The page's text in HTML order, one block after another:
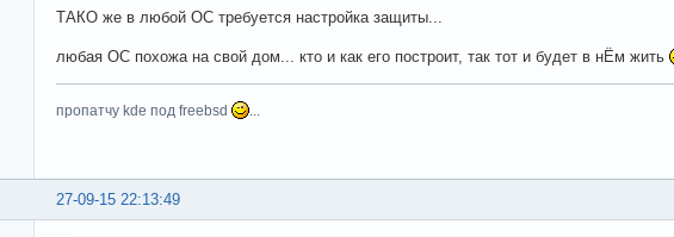
ТАКО же в любой ОС требуется настройка защиты...
любая ОС похожа на свой дом... кто и как его построит, так тот и будет в нЁм жить
пропатчу kde под freebsd ...
27-09-15 22:13:49